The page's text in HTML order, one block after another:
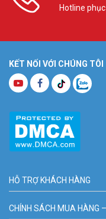
Hotline
KẾT NỐI VỚI CHÚNG TÔI
HỖ TRỢ KHÁCH HÀNG
CHÍNH SÁCH MUA HÀNG